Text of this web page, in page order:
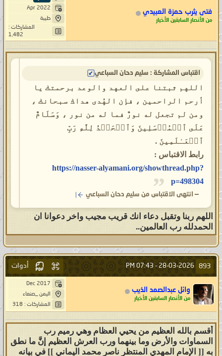
فتى يثرب حمزة العبيدي
من الأنصار السابقين الأخيار
Apr 2022
طيبة
المشاركات :
1,482
اقتباس المشاركة : سليم دحان السباعي
اللهم ثبتنا على العهد والوعد برحمتك يا
أرحم الراحمين ، فإن الهُدى هداك سبحانك ،
ومن لم تجعل له نورٌ فما له من نور ، وَسَلَامٌ
عَلَى ٱلۡمُرۡسَلِینَ وَٱلۡحَمۡدُ لِلَّهِ رَبِّ
ٱلۡعَـٰلَمِینَ .
رابط الاقتباس :
https://nasser-alyamani.org/showthread.php?
p=498304
— انتهى الاقتباس من سليم دحان السباعي
اللهم ربنا وتقبل دعاء انك قريب مجيب واخر دعوانا ان
الحمدلله رب العالمين..
893
28-03-2026 -
07:43 PM أدوات
وائل عبدالصمد الذيب
من الأنصار السابقين الأخيار
Dec 2017
اليمن _صنعاء
المشاركات : 318
أقسم بالله العظيم من يحيي العظام وهي رميم رب
السماوات والأرض وما بينهما ورب العرش العظيم إنَّ ما نطق
به [[ الإمام المهدي المنتظر ناصر محمد اليماني ]] في بيانه